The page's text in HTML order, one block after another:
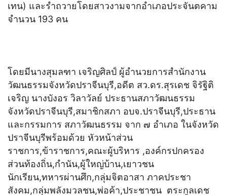
เทน) และรำถวายโดยสาวงามจากอำเภอประจันตคาม
จำนวน 193 คน
โดยมีนางสุมลฑา เจริญศิลป์ ผู้อำนวยการสำนักงาน
วัฒนธรรมจังหวัดปราจีนบุรี,อดีต สว.ดร.สุรเดช จิรัฐิติ
เจริญ นางบังอร วิลาวัลย์ ประธานสภาวัฒนธรรม
จังหวัดปราจีนบุรี,สมาชิกสภา อบจ.ปราจีนบุรี,ประธาน
และกรรมการ สภาวัฒนธรรม จาก ๗ อำเภอ ในจังหวัด
ปราจีนบุรีพร้อมด้วย หัวหน้าส่วน
ราชการ,ข้าราชการ,คณะผู้บริหาร ,องค์กรปกครอง
ส่วนท้องถิ่น,กำนัน,ผู้ใหญ่บ้าน,เยาวชน
นักเรียน,ทหารผ่านศึก,กลุ่มจิตอาสา ภาคประชา
สังคม,กลุ่มพลังมวลชน,พ่อค้า,ประชาชน ตระกูลเดช